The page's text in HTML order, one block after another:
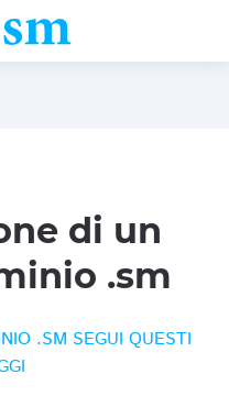
di un
.sm
.SM SEGUI QUESTI